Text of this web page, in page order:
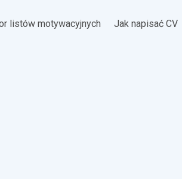
listów motywacyjnych Jak napisać CV